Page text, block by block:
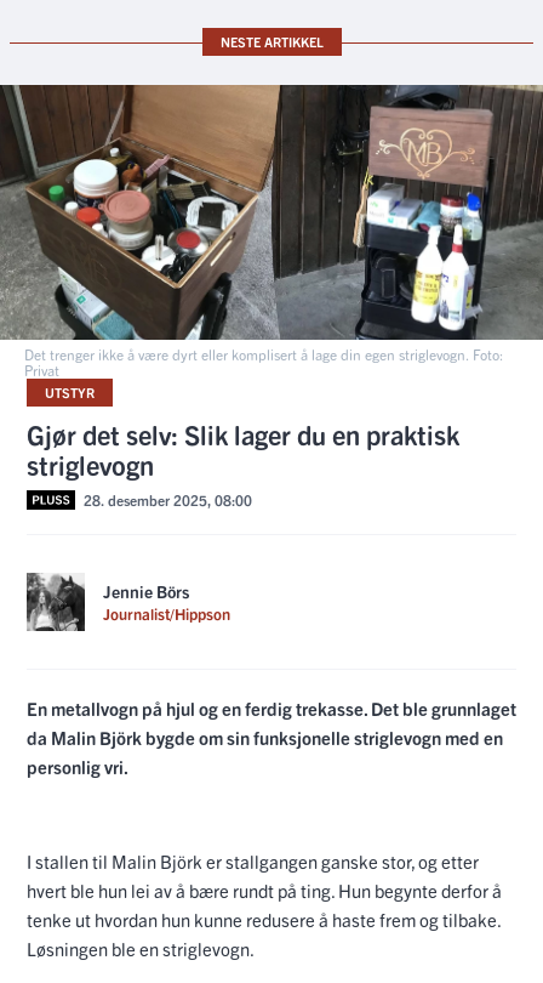
NESTE ARTIKKEL
Det trenger ikke å være dyrt eller komplisert å lage din egen striglevogn. Foto:
Privat
UTSTYR
Gjør det selv: Slik lager du en praktisk
striglevogn
28. desember 2025, 08:00
Jennie Börs
Journalist/Hippson
En metallvogn på hjul og en ferdig trekasse. Det ble grunnlaget
da Malin Björk bygde om sin funksjonelle striglevogn med en
personlig vri.
I stallen til Malin Björk er stallgangen ganske stor, og etter
hvert ble hun lei av å bære rundt på ting. Hun begynte derfor å
tenke ut hvordan hun kunne redusere å haste frem og tilbake.
Løsningen ble enstriglevogn.